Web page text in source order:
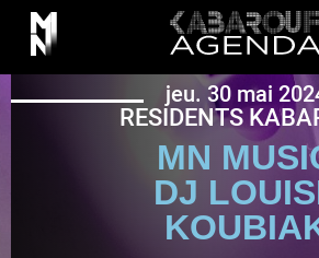
jeu. 30 mai
RESIDENTS
MN
DJ